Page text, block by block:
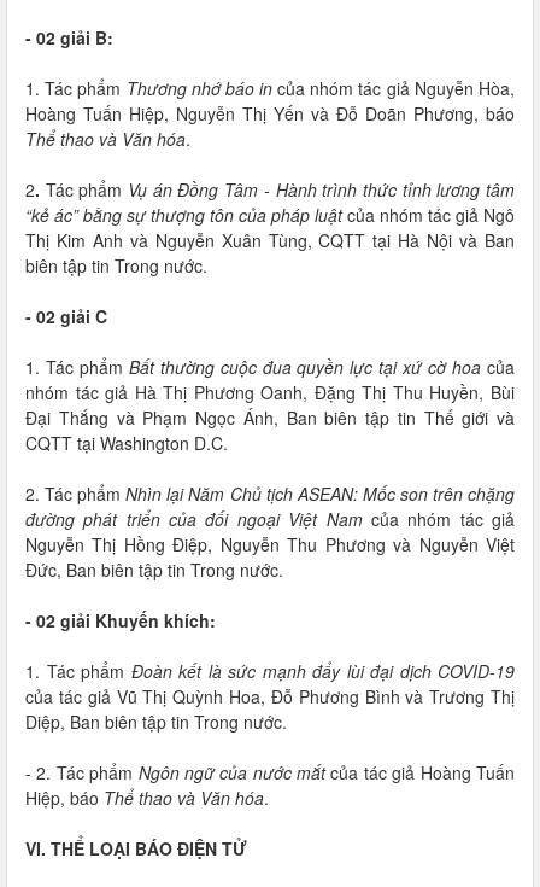
- 02 giải B:
1. Tác phẩm Thương nhớ báo in của nhóm tác giả Nguyễn Hòa,
Hoàng Tuấn Hiệp, Nguyễn Thị Yến và Đỗ Doãn Phương, báo
Thể thao và Văn hóa.
2. Tác phẩm Vụ án Đồng Tâm - Hành trình thức tỉnh lương tâm
“kẻ ác” bằng sự thượng tôn của pháp luậtcủa nhóm tác giả Ngô
Thị Kim Anh và Nguyễn Xuân Tùng, CQTT tại Hà Nội và Ban
biên tập tin Trong nước.
- 02 giải C
1. Tác phẩm Bất thường cuộc đua quyền lực tại xứ cờ hoa của
nhóm tác giả Hà Thị Phương Oanh, Đặng Thị Thu Huyền, Bùi
Đại Thắng và Phạm Ngọc Ánh, Ban biên tập tin Thế giới và
CQTT tại Washington D.C.
2. Tác phẩmNhìn lại Năm Chủ tịch ASEAN: Mốc son trên chặng
đường phát triển của đối ngoại Việt Namcủa nhóm tác giả
Nguyễn Thị Hồng Điệp, Nguyễn Thu Phương và Nguyễn Việt
Đức, Ban biên tập tin Trong nước.
- 02 giải Khuyến khích:
1. Tác phẩm Đoàn kết là sức mạnh đẩy lùi đại dịch COVID-19
của tác giả Vũ Thị Quỳnh Hoa, Đỗ Phương Bình và Trương Thị
Diệp, Ban biên tập tin Trong nước.
- 2. Tác phẩm Ngôn ngữ của nước mắtcủa tác giả Hoàng Tuấn
Hiệp, báo Thể thao và Văn hóa.
VI. THỂ LOẠI BÁO ĐIỆN TỬ